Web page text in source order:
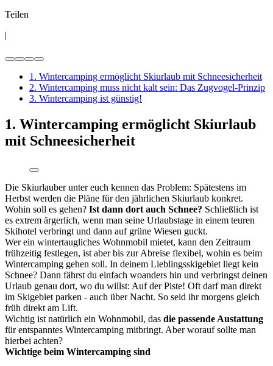
Teilen
|
1. Wintercamping ermöglicht Skiurlaub mit Schneesicherheit
2. Wintercamping muss nicht kalt sein: Das Zugvogel-Prinzip
3. Wintercamping ist günstig!
1. Wintercamping ermöglicht Skiurlaub
mit Schneesicherheit
Die Skiurlauber unter euch kennen das Problem: Spätestens im
Herbst werden die Pläne für den jährlichen Skiurlaub konkret.
Wohin soll es gehen? Ist dann dort auch Schnee? Schließlich ist
es extrem ärgerlich, wenn man seine Urlaubstage in einem teuren
Skihotel verbringt und dann auf grüne Wiesen guckt.
Wer ein wintertaugliches Wohnmobil mietet, kann den Zeitraum
frühzeitig festlegen, ist aber bis zur Abreise flexibel, wohin es beim
Wintercamping gehen soll. In deinem Lieblingsskigebiet liegt kein
Schnee? Dann fährst du einfach woanders hin und verbringst deinen
Urlaub genau dort, wo du willst: Auf der Piste! Oft darf man direkt
im Skigebiet parken - auch über Nacht. So seid ihr morgens gleich
früh direkt am Lift.
Wichtig ist natürlich ein Wohnmobil, das die passende Austattung
für entspanntes Wintercamping mitbringt. Aber worauf sollte man
hierbei achten?
Wichtige beim Wintercamping sind